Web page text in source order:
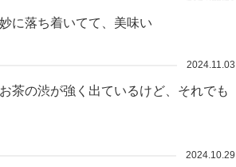
に落ち着いてて、美味い
2024.11.03
茶の渋が強く出ているけど、それでも
2024.10.29